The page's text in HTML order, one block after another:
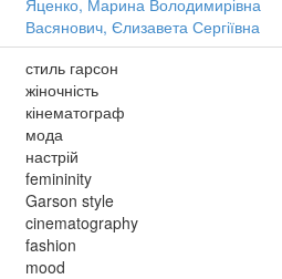
Яценко, Марина Володимирівна
Васянович, Єлизавета Сергіївна
стиль гарсон
жіночність
кінематограф
мода
настрій
femininity
Garson style
cinematography
fashion
mood